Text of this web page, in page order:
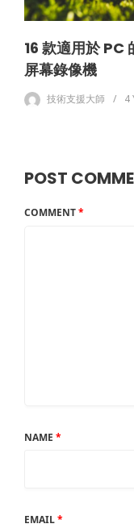
16 款適用於 PC
屏幕錄像機
技術支援大師 4
POST
COMMENT*
NAME *
EMAIL*